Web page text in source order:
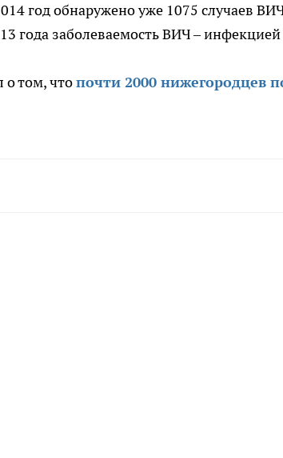
год обнаружено уже 1075 случаев
года заболеваемость ВИЧ – инфекцией
о том, чтопочти 2000 нижегородцев